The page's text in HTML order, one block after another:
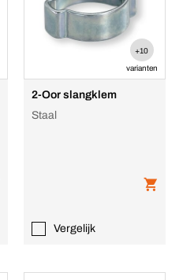
+10
varianten
2-Oor slangklem
Staal
Vergelijk